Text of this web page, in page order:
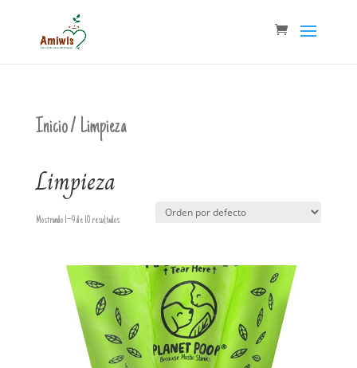
Inicio/ Limpieza
Limpieza
Mostrando 1–9 de 10 resultados